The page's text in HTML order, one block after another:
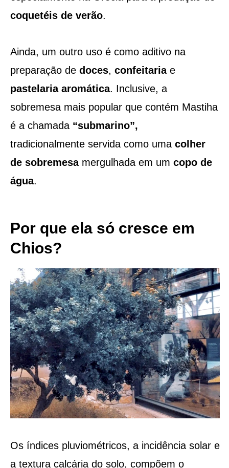
coquetéis de verão.
Ainda, um outro uso é como aditivo na
preparação de doces, confeitariae
pastelaria aromática. Inclusive, a
sobremesa mais popular que contém Mastiha
é a chamada “submarino”,
tradicionalmente servida como uma colher
de sobremesamergulhada em um copo de
água.
Por que ela só cresce em
Chios?
Os índices pluviométricos, a incidência solar e
a textura calcária do solo, compõem o